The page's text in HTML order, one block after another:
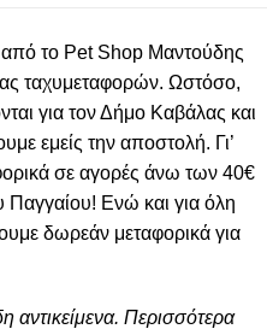
το Pet Shop Μαντούδης
ταχυμεταφορών. Ωστόσο,
για τον Δήμο Καβάλας και
εμείς την αποστολή. Γι’
σε αγορές άνω των 40€
Ενώ και για όλη
δωρεάν μεταφορικά για
αντικείμενα. Περισσότερα